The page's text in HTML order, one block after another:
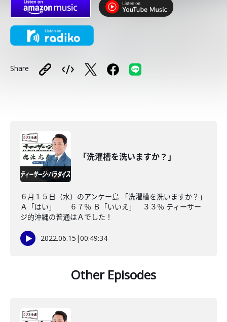
Share
「洗濯槽を洗いますか？」
６月１５日（水）のアンケー島 「洗濯槽を洗いますか？」
Ａ「はい」 ６７％ Ｂ「いいえ」 ３３％ ティーサー
ジ的沖縄の普通はＡでした！
2022.06.15 |00:49:34
Other Episodes